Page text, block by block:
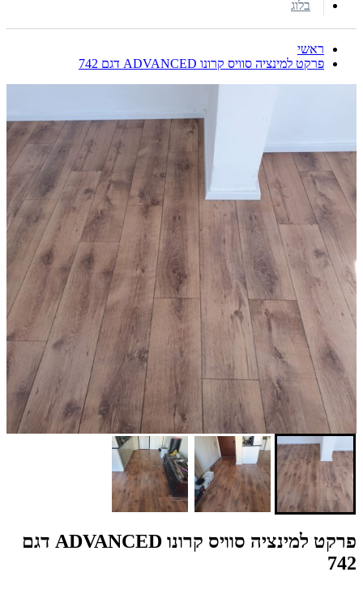
בלוג
ראשי
פרקט למינציה סוויס קרונו ADVANCED דגם 742
פרקט למינציה סוויס קרונו ADVANCED דגם
742